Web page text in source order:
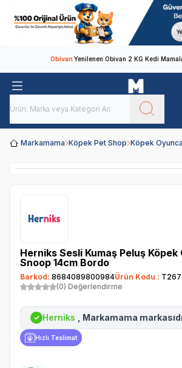
ObivanYenilenen Obivan 2 KG Kedi
Markamama Köpek Pet Shop Köpek
Herniks Sesli Kumaş Peluş Köpek
Snoop 14cm Bordo
Barkod: 8684089800984Ürün Kodu :
(0) Değerlendirme
✓ Herniks , Markamama
Hızlı Teslimat